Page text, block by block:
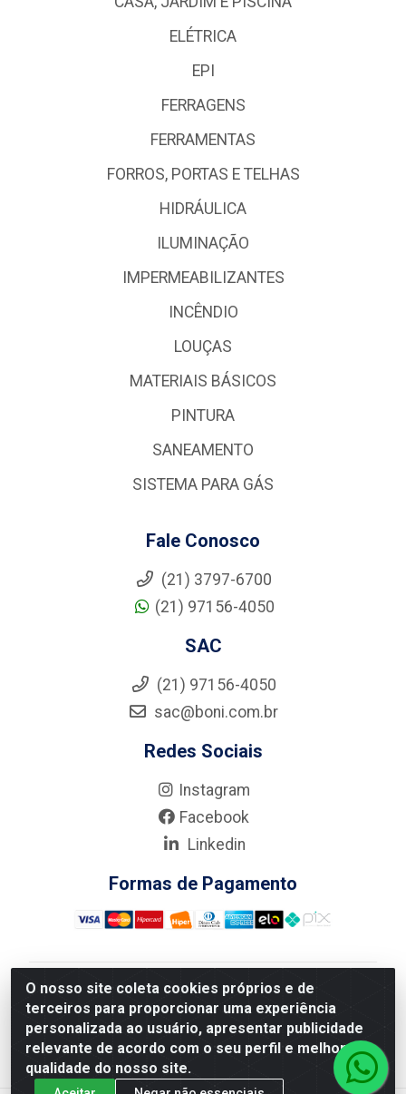
O nosso site coleta cookies próprios e de
terceiros para proporcionar uma experiência
personalizada ao usuário, apresentar publicidade
relevante de acordo com o seu perfil e melhorar a
qualidade do nosso site.
ELÉTRICA
EPI
FERRAGENS
FERRAMENTAS
FORROS, PORTAS E TELHAS
HIDRÁULICA
ILUMINAÇÃO
IMPERMEABILIZANTES
INCÊNDIO
LOUÇAS
MATERIAIS BÁSICOS
PINTURA
SANEAMENTO
SISTEMA PARA GÁS
Fale Conosco
(21) 3797-6700
(21) 97156-4050
SAC
(21) 97156-4050
sac@boni.com.br
Redes Sociais
Instagram
Facebook
Linkedin
Formas de Pagamento
Nova Boni Distribuidora de Material de Construção LTDA
- Rua Alice Tibiriçá, 330 - Vila Da Penha, Rio de
Janeiro/RJ - CEP: 21.210-110 - CNPJ: 11.003.135/0001-
27